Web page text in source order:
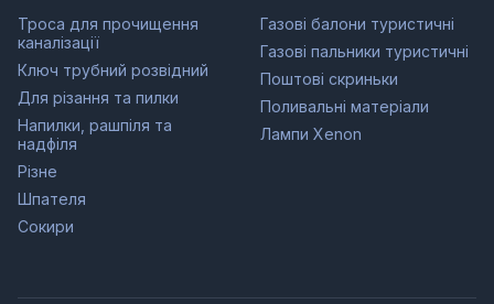
Троса для прочищення
каналізації
Ключ трубний розвідний
Для різання та пилки
Напилки, рашпіля та
надфіля
Різне
Шпателя
Сокири
Газові балони туристичні
Газові пальники туристичні
Поштові скриньки
Поливальні матеріали
Лампи Xenon